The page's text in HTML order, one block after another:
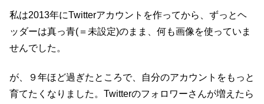
私は2013年にTwitterアカウントを作ってから、ずっとヘ
ッダーは真っ青(＝未設定)のまま、何も画像を使っていま
せんでした。
が、９年ほど過ぎたところで、自分のアカウントをもっと
育てたくなりました。Twitterのフォロワーさんが増えたら